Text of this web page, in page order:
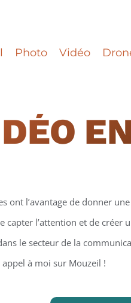
Photo Vidéo
ont l’avantage de donner
capter l’attention et de créer
le secteur de la
appel à moi sur Mouzeil !